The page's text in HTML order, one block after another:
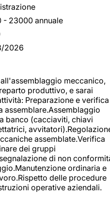
- 23000 annuale
2026
meccanico,
produttivo, e sarai
Preparazione e verifica
assemblare.Assemblaggio
banco (cacciaviti, chiavi
assemblate.Verifica
dei gruppi
di non
ordinaria e
delle procedure
operative aziendali.